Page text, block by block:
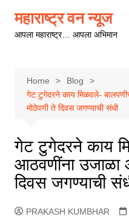
content
महाराष्ट्र वन न्यूज
आपला महाराष्ट्र… आपला अभिमान
Home
Blog
गेट टुगेदरने काय मिळवले-
मोठेपणी ते दिवस जगण्याची संधी
गेट टुगेदरने काय
आठवणींना उजाळा
दिवस जगण्याची
PRAKASH KUMBHAR